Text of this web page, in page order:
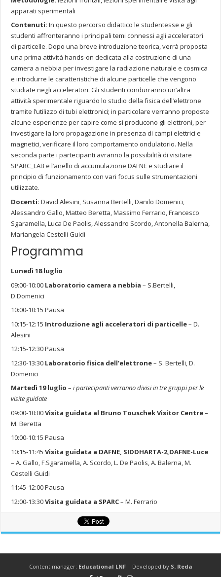
apparati sperimentali
Contenuti: In questo percorso didattico le studentesse e gli
studenti affronteranno i principali temi connessi agli acceleratori
di particelle. Dopo una breve introduzione teorica, verrà proposta
una prima attività hands-on dedicata alla costruzione di una
camera a nebbia per investigare la radiazione naturale e cosmica
e introdurre le caratteristiche di alcune particelle che vengono
studiate negli acceleratori. Gli studenti condurranno un’altra
attività sperimentale riguardo lo studio della fisica dell’elettrone
tramite l’utilizzo di tubi elettronici; in particolare verranno proposte
alcune esperienze per capire come si producono gli elettroni, per
investigare la loro propagazione in presenza di campi elettrici e
magnetici, verificare il loro comportamento ondulatorio. Nella
seconda parte i partecipanti avranno la possibilità di visitare
SPARC_LAB e l’anello di accumulazione DAFNE e studiare il
principio di funzionamento con vari focus sulle strumentazioni
utilizzate.
Docenti: David Alesini, Susanna Bertelli, Danilo Domenici,
Alessandro Gallo, Matteo Beretta, Massimo Ferrario, Francesco
Sgaramella, Luca De Paolis, Alessandro Scordo, Antonella Balerna,
Mariangela Cestelli Guidi
Programma
Lunedì 18 luglio
09:00-10:00 Laboratorio camera a nebbia – S.Bertelli,
D.Domenici
10:00-10:15 Pausa
10:15-12:15 Introduzione agli acceleratori di particelle– D.
Alesini
12:15-12:30 Pausa
12:30-13:30 Laboratorio fisica dell’elettrone– S. Bertelli, D.
Domenici
Martedì 19 luglio – i partecipanti verranno divisi in tre gruppi per le
visite guidate
09:00-10:00Visita guidata al Bruno Touschek Visitor Centre–
M. Beretta
10:00-10:15 Pausa
10:15-11:45Visita guidata a DAFNE, SIDDHARTA-2,DAFNE-Luce
– A. Gallo, F.Sgaramella, A. Scordo, L. De Paolis, A. Balerna, M.
Cestelli Guidi
11:45-12:00 Pausa
12:00-13:30Visita guidata a SPARC– M. Ferrario
Content manager: Educational LNF| Developed by S. Reda